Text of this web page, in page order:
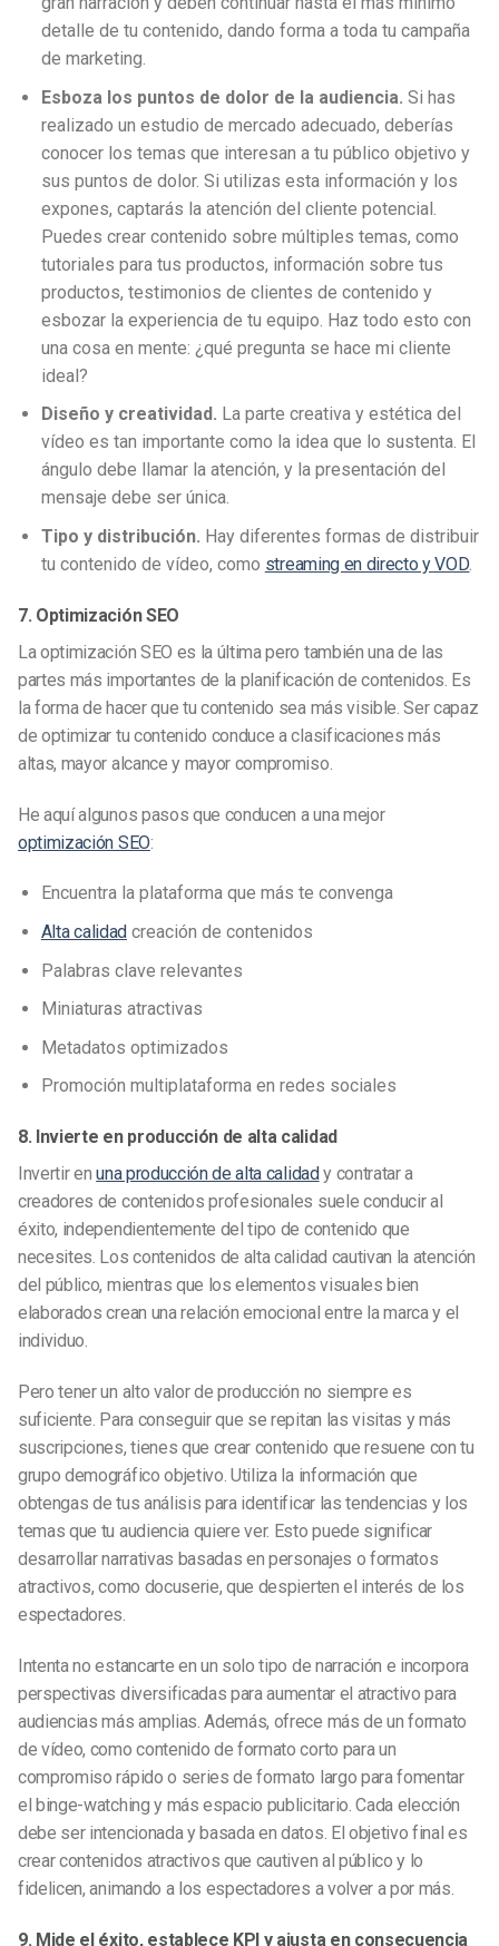
detalle de tu contenido, dando forma a toda tu campaña
de marketing.
Esboza los puntos de dolor de la audiencia. Si has
realizado un estudio de mercado adecuado, deberías
conocer los temas que interesan a tu público objetivo y
sus puntos de dolor. Si utilizas esta información y los
expones, captarás la atención del cliente potencial.
Puedes crear contenido sobre múltiples temas, como
tutoriales para tus productos, información sobre tus
productos, testimonios de clientes de contenido y
esbozar la experiencia de tu equipo. Haz todo esto con
una cosa en mente: ¿qué pregunta se hace mi cliente
ideal?
Diseño y creatividad. La parte creativa y estética del
vídeo es tan importante como la idea que lo sustenta. El
ángulo debe llamar la atención, y la presentación del
mensaje debe ser única.
Tipo y distribución. Hay diferentes formas de distribuir
tu contenido de vídeo, como streaming en directo y VOD.
7. Optimización SEO
La optimización SEO es la última pero también una de las
partes más importantes de la planificación de contenidos. Es
la forma de hacer que tu contenido sea más visible. Ser capaz
de optimizar tu contenido conduce a clasificaciones más
altas, mayor alcance y mayor compromiso.
He aquí algunos pasos que conducen a una mejor
optimización SEO:
Encuentra la plataforma que más te convenga
Alta calidadcreación de contenidos
Palabras clave relevantes
Miniaturas atractivas
Metadatos optimizados
Promoción multiplataforma en redes sociales
8. Invierte en producción de alta calidad
Invertir enuna producción de alta calidady contratar a
creadores de contenidos profesionales suele conducir al
éxito, independientemente del tipo de contenido que
necesites. Los contenidos de alta calidad cautivan la atención
del público, mientras que los elementos visuales bien
elaborados crean una relación emocional entre la marca y el
individuo.
Pero tener un alto valor de producción no siempre es
suficiente. Para conseguir que se repitan las visitas y más
suscripciones, tienes que crear contenido que resuene con tu
grupo demográfico objetivo. Utiliza la información que
obtengas de tus análisis para identificar las tendencias y los
temas que tu audiencia quiere ver. Esto puede significar
desarrollar narrativas basadas en personajes o formatos
atractivos, como docuserie, que despierten el interés de los
espectadores.
Intenta no estancarte en un solo tipo de narración e incorpora
perspectivas diversificadas para aumentar el atractivo para
audiencias más amplias. Además, ofrece más de un formato
de vídeo, como contenido de formato corto para un
compromiso rápido o series de formato largo para fomentar
el binge-watching y más espacio publicitario. Cada elección
debe ser intencionada y basada en datos. El objetivo final es
crear contenidos atractivos que cautiven al público y lo
fidelicen, animando a los espectadores a volver a por más.
9. Mide el éxito, establece KPI y ajusta en consecuencia